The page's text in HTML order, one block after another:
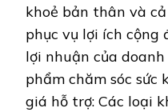
khoẻ bản thân và
phục vụ lợi ích cộng
lợi nhuận của
phẩm chăm sóc sức
giá hỗ trợ: Các loại